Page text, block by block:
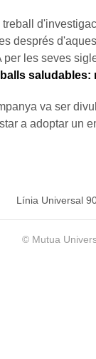
després
les seves
saludables:
va ser
a adoptar un
Línia Universal
© Mutua